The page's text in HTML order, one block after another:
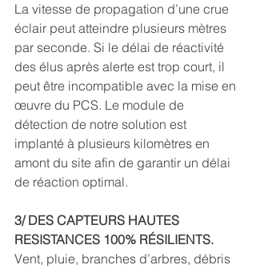
La vitesse de propagation d’une crue
éclair peut atteindre plusieurs mètres
par seconde. Si le délai de réactivité
des élus après alerte est trop court, il
peut être incompatible avec la mise en
œuvre du PCS. Le module de
détection de notre solution est
implanté à plusieurs kilomètres en
amont du site afin de garantir un délai
de réaction optimal.
3/ DES CAPTEURS HAUTES
RESISTANCES 100% RÉSILIENTS.
Vent, pluie, branches d’arbres, débris